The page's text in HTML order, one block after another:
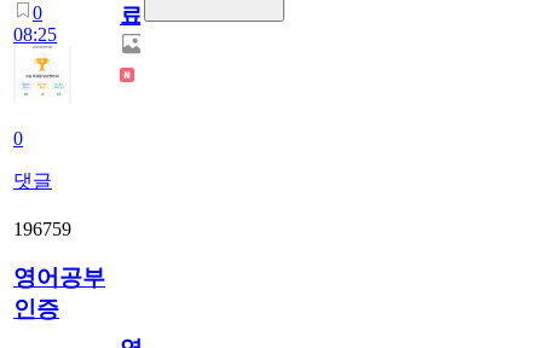
0
08:25
0
댓글
료
196759
영어공부
인증